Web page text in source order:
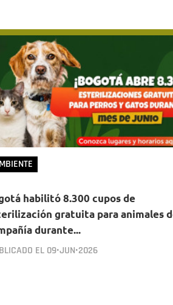
habilitó 8.300 cupos de
gratuita para animales
durante...
EL 09•JUN•2026